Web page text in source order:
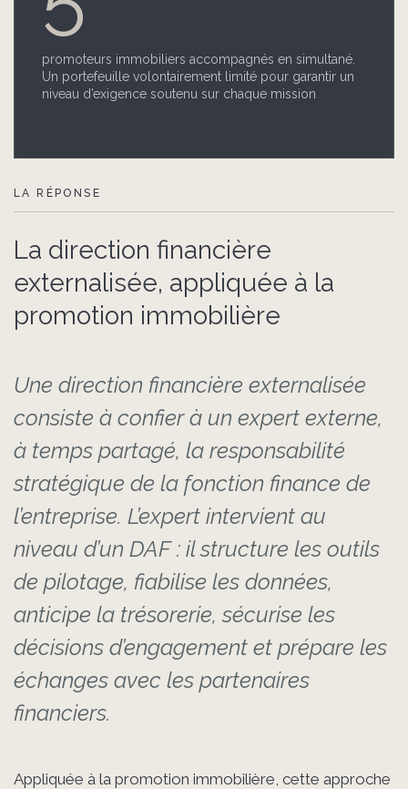
promoteurs immobiliers accompagnés en simultané.
Un portefeuille volontairement limité pour garantir un
niveau d’exigence soutenu sur chaque mission
LA RÉPONSE
La direction financière
externalisée, appliquée à la
promotion immobilière
Une direction financière externalisée
consiste à confier à un expert externe,
à temps partagé, la responsabilité
stratégique de la fonction finance de
l’entreprise. L’expert intervient au
niveau d’un DAF : il structure les outils
de pilotage, fiabilise les données,
anticipe la trésorerie, sécurise les
décisions d’engagement et prépare les
échanges avec les partenaires
financiers.
Appliquée à la promotion immobilière, cette approche